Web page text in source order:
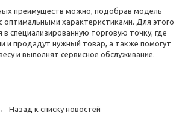
преимуществ можно, подобрав модель
оптимальными характеристиками. Для этого
в специализированную торговую точку, где
и продадут нужный товар, а также помогут
и выполнят сервисное обслуживание.
← Назад к списку новостей